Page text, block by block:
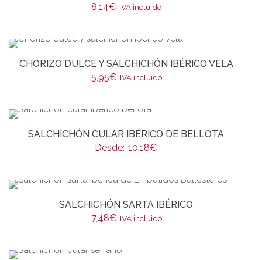
8,14€ IVA incluido
CHORIZO DULCE Y SALCHICHÓN IBÉRICO VELA
5,95€ IVA incluido
SALCHICHÓN CULAR IBÉRICO DE BELLOTA
Desde: 10,18€
SALCHICHÓN SARTA IBÉRICO
7,48€ IVA incluido